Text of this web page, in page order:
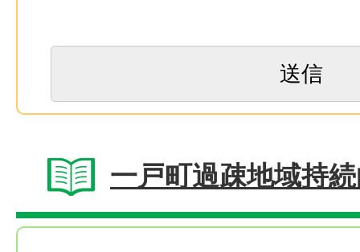
一戸町過疎地域持